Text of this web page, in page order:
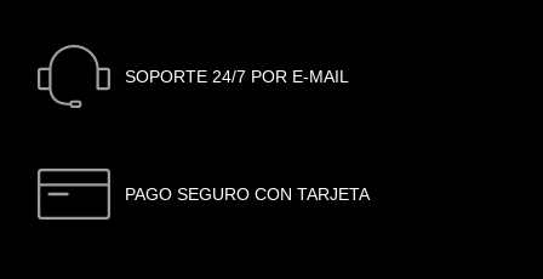
SOPORTE 24/7 POR E-MAIL
PAGO SEGURO CON TARJETA